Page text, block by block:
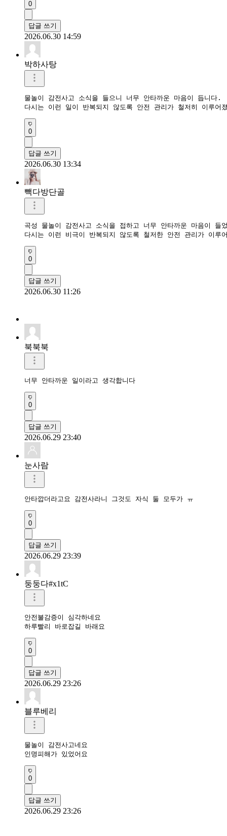
0
답글 쓰기
2026.06.30 14:59
박하사탕
물놀이 감전사고 소식을 들으니 너무 안타까운 마음이 듭니다.
0
답글 쓰기
2026.06.30 13:34
빽다방단골
곡성 물놀이 감전사고 소식을 접하고 너무 안타까운 마음이 들
0
답글 쓰기
2026.06.30 11:26
북북북
너무 안타까운 일이라고 생각합니다
0
답글 쓰기
2026.06.29 23:40
눈사람
안타깝더라고요 감전사라니 그것도 자식 둘 모두가 ㅠ
0
답글 쓰기
2026.06.29 23:39
둥둥다#x1tC
안전불감증이 심각하네요
하루빨리 바로잡길 바래요
0
답글 쓰기
2026.06.29 23:26
블루베리
물놀이 감전사고네요
인명피해가 있었어요
0
답글 쓰기
2026.06.29 23:26